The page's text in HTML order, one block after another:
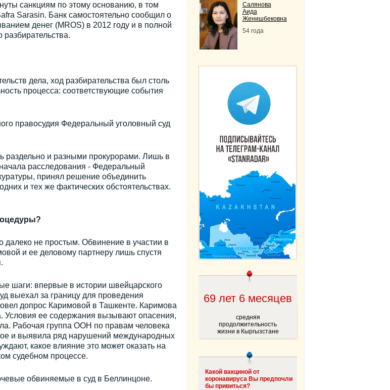
санкциям по этому основанию, в том
Sarasin. Банк самостоятельно сообщил о
денег (MROS) в 2012 году и в полной
дела, ход разбирательства был столь
процесса: соответствующие события
правосудия Федеральный уголовный суд
раздельно и разными прокурорами. Лишь в
расследования - Федеральный
принял решение объединить
и тех же фактических обстоятельствах.
далеко не простым. Обвинение в участии в
и ее деловому партнеру лишь спустя
шаги: впервые в истории швейцарского
выехал за границу для проведения
допрос Каримовой в Ташкенте. Каримова
Условия ее содержания вызывают опасения,
Рабочая группа ООН по правам человека
и выявила ряд нарушений международных
какое влияние это может оказать на
судебном процессе.
обвиняемые в суд в Беллинцоне.
Салянова
Аида
Женишбековна
54 года
69 лет 6 месяцев
средняя
продолжительность
жизни в Кыргызстане
Какой вакциной от
коронавируса Вы предпочли
бы привиться?